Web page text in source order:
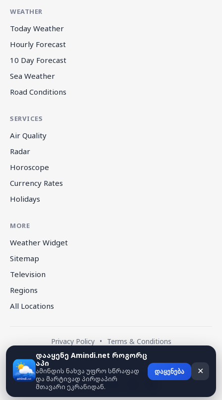
WEATHER
Today Weather
Hourly Forecast
10 Day Forecast
Sea Weather
Road Conditions
SERVICES
Air Quality
Radar
Horoscope
Currency Rates
Holidays
MORE
Weather Widget
Sitemap
Television
Regions
All Locations
Privacy Policy • Terms & Conditions
© 2026 amindi.net — All rights reserved.
დააყენე Amindi.net როგორც
აპი
ამინდის ნახვა უფრო სწრაფად
და მარტივად პირდაპირ
მთავარი ეკრანიდან.
დაყენება ✕